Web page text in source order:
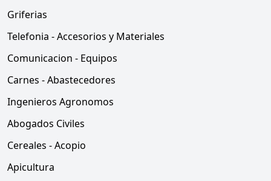
Griferias
Telefonia - Accesorios y Materiales
Comunicacion - Equipos
Carnes - Abastecedores
Ingenieros Agronomos
Abogados Civiles
Cereales - Acopio
Apicultura